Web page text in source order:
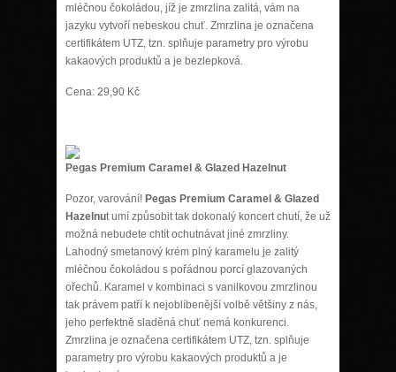
mléčnou čokoládou, jíž je zmrzlina zalitá, vám na
jazyku vytvoří nebeskou chuť. Zmrzlina je označena
certifikátem UTZ, tzn. splňuje parametry pro výrobu
kakaových produktů a je bezlepková.
Cena: 29,90 Kč
Pegas Premium Caramel & Glazed Hazelnut
Pozor, varování! Pegas Premium Caramel & Glazed
Hazelnut umí způsobit tak dokonalý koncert chutí, že už
možná nebudete chtít ochutnávat jiné zmrzliny.
Lahodný smetanový krém plný karamelu je zalitý
mléčnou čokoládou s pořádnou porcí glazovaných
ořechů. Karamel v kombinaci s vanilkovou zmrzlinou
tak právem patří k nejoblíbenější volbě většiny z nás,
jeho perfektně sladěná chuť nemá konkurenci.
Zmrzlina je označena certifikátem UTZ, tzn. splňuje
parametry pro výrobu kakaových produktů a je